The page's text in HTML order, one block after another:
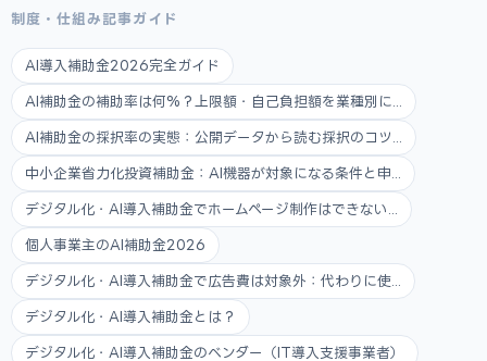
制度・仕組み記事ガイド
AI導入補助金2026完全ガイド
AI補助金の補助率は何%？上限額・自己負担額を業種別に...
AI補助金の採択率の実態：公開データから読む採択のコツ...
中小企業省力化投資補助金：AI機器が対象になる条件と申...
デジタル化・AI導入補助金でホームページ制作はできない...
個人事業主のAI補助金2026
デジタル化・AI導入補助金で広告費は対象外：代わりに使...
デジタル化・AI導入補助金とは？
デジタル化・AI導入補助金のベンダー（IT導入支援事業者）